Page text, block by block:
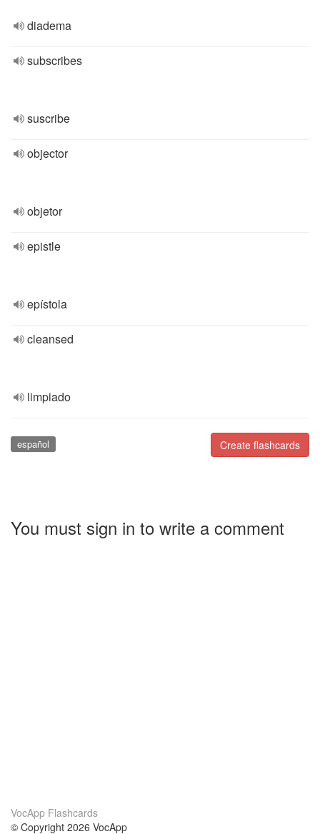
diadema
subscribes
suscribe
objector
objetor
epistle
epístola
cleansed
limpiado
Create flashcards
español
You must sign in to write a comment
VocApp Flashcards
© Copyright 2026 VocApp